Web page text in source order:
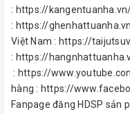
: https://
: https://
Việt Nam : https://
: https://
: https://
hàng : https://
Fanpage đăng HDSP sản